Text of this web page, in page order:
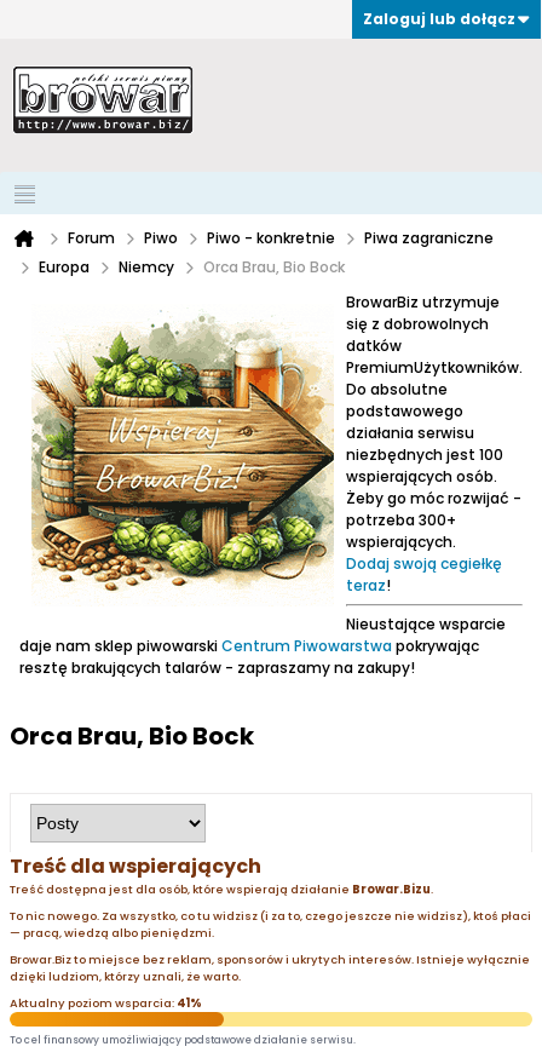
Zaloguj lub dołącz
Forum Piwo Piwo - konkretnie
Piwa zagraniczne
Europa
Niemcy
Orca Brau, Bio Bock
BrowarBiz utrzymuje
się z dobrowolnych
datków
PremiumUżytkowników.
Do absolutne
podstawowego
działania serwisu
niezbędnych jest 100
wspierających osób.
Żeby go móc rozwijać -
potrzeba 300+
wspierających.
Dodaj swoją cegiełkę
teraz!
Nieustające wsparcie
daje nam sklep piwowarskiCentrum Piwowarstwapokrywając
resztę brakujących talarów - zapraszamy na zakupy!
Orca Brau, Bio Bock
Treść dla wspierających
Treść dostępna jest dla osób, które wspierają działanie Browar.Bizu.
To nic nowego. Za wszystko, co tu widzisz (i za to, czego jeszcze nie widzisz), ktoś płaci
— pracą, wiedzą albo pieniędzmi.
Browar.Biz to miejsce bez reklam, sponsorów i ukrytych interesów. Istnieje wyłącznie
dzięki ludziom, którzy uznali, że warto.
Aktualny poziom wsparcia: 41%
To cel finansowy umożliwiający podstawowe działanie serwisu.